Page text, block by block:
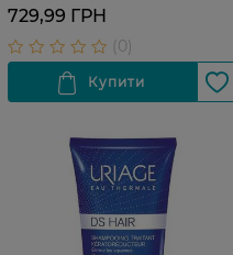
729,99 ГРН